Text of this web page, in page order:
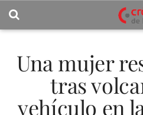
Una mujer
tras
vehículo en